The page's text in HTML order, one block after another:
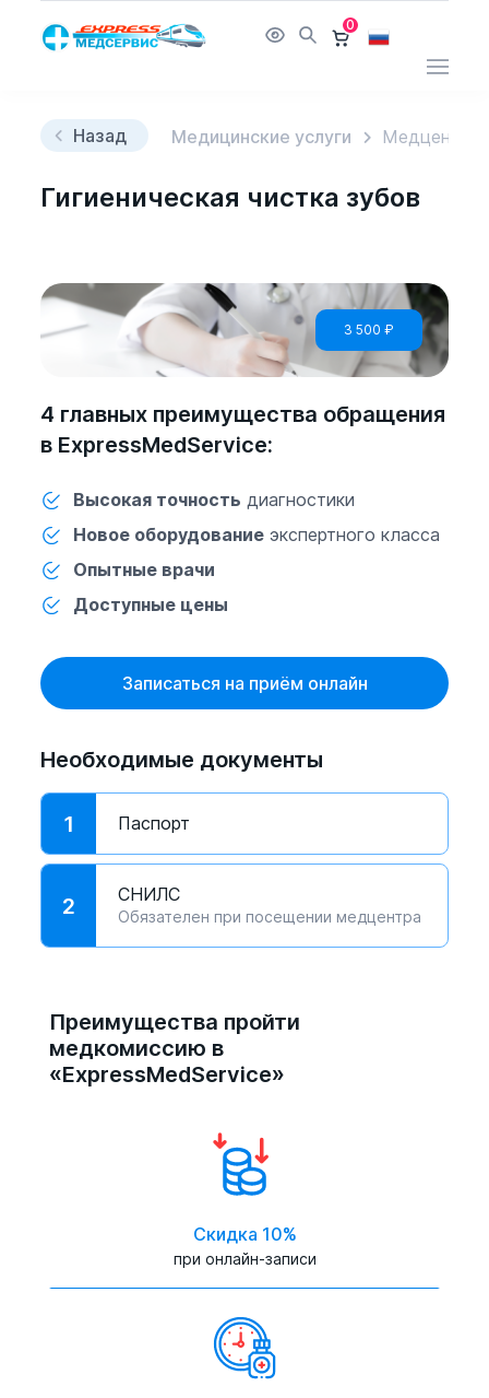
0
Назад Медицинские услуги Медцентр
Гигиеническая чистка зубов
4 главных преимущества обращения
в ExpressMedService:
Высокая точность диагностики
Новое оборудование экспертного класса
Опытные врачи
Доступные цены
Записаться на приём онлайн
3 500₽
Необходимые документы
1 Паспорт
2 СНИЛС
Обязателен при посещении медцентра
Преимущества пройти
медкомиссию в
«ExpressMedService»
Скидка 10%
при онлайн-записи